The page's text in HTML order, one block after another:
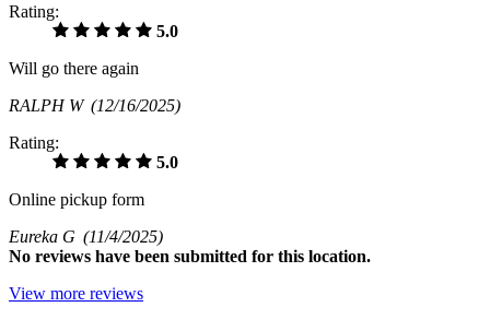
Rating:
5.0
Will go there again
RALPH W (12/16/2025)
Rating:
5.0
Online pickup form
Eureka G (11/4/2025)
No reviews have been submitted for this location.
View more reviews